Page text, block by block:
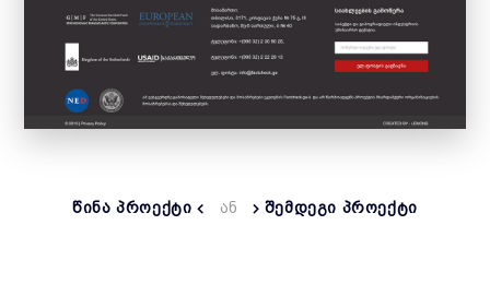
ᲬᲘᲜᲐ ᲞᲠᲝᲔᲥᲢᲘ ᲐᲜ ᲨᲔᲛᲓᲔᲒᲘ ᲞᲠᲝᲔᲥᲢᲘ